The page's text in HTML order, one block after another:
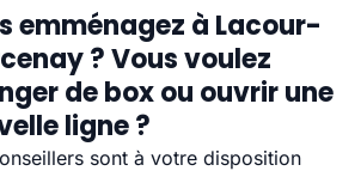
emménagez à Lacour-
? Vous voulez
de box ou ouvrir une
ligne ?
sont à votre disposition